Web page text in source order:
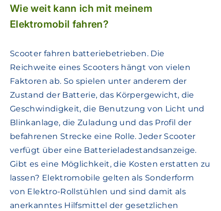
Wie weit kann ich mit meinem
Elektromobil fahren?
Scooter fahren batteriebetrieben. Die
Reichweite eines Scooters hängt von vielen
Faktoren ab. So spielen unter anderem der
Zustand der Batterie, das Körpergewicht, die
Geschwindigkeit, die Benutzung von Licht und
Blinkanlage, die Zuladung und das Profil der
befahrenen Strecke eine Rolle. Jeder Scooter
verfügt über eine Batterieladestandsanzeige.
Gibt es eine Möglichkeit, die Kosten erstatten zu
lassen? Elektromobile gelten als Sonderform
von Elektro-Rollstühlen und sind damit als
anerkanntes Hilfsmittel der gesetzlichen